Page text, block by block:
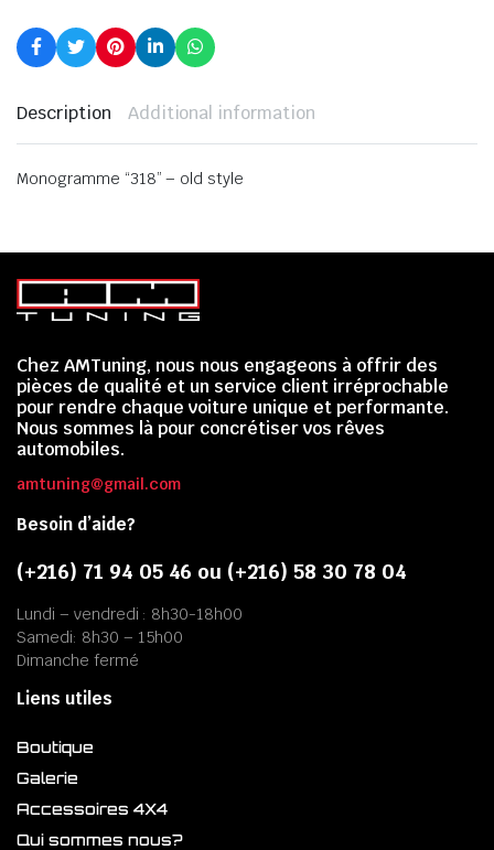
Description Additional information
Monogramme “318” – old style
Chez AMTuning, nous nous engageons à offrir des
pièces de qualité et un service client irréprochable
pour rendre chaque voiture unique et performante.
Nous sommes là pour concrétiser vos rêves
automobiles.
amtuning@gmail.com
Besoin d’aide?
(+216) 71 94 05 46 ou (+216) 58 30 78 04
Lundi – vendredi : 8h30-18h00
Samedi: 8h30 – 15h00
Dimanche fermé
Liens utiles
Boutique
Galerie
Accessoires 4X4
Qui sommes nous?